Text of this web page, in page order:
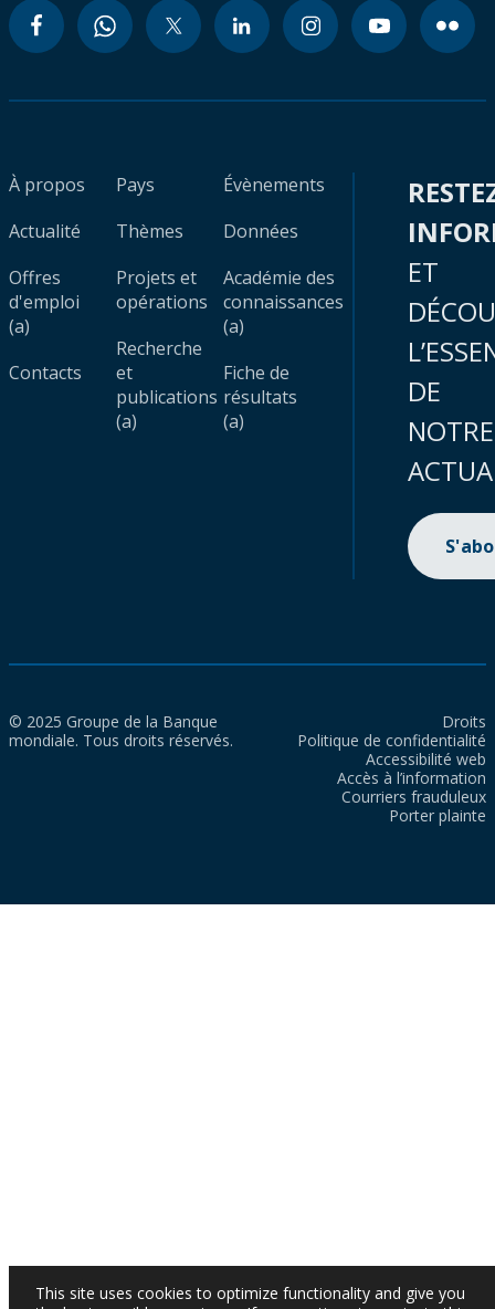
À propos
Actualité
Offres
d'emploi
(a)
Contacts
Pays
Thèmes
Projets et
opérations
Recherche
et
publications
(a)
Évènements
Données
Académie des
connaissances
(a)
Fiche de
résultats
(a)
ET
DE
NOTRE
© 2025 Groupe de la Banque
mondiale. Tous droits réservés.
Droits
Politique de confidentialité
Accessibilité web
Accès à l’information
Courriers frauduleux
Porter plainte
This site uses cookies to optimize functionality and give you